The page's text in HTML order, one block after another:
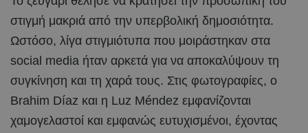
στιγμή μακριά από την υπερβολική δημοσιότητα.
Ωστόσο, λίγα στιγμιότυπα που μοιράστηκαν στα
social media ήταν αρκετά για να αποκαλύψουν τη
συγκίνηση και τη χαρά τους. Στις φωτογραφίες, ο
Brahim Díaz και η Luz Méndez εμφανίζονται
χαμογελαστοί και εμφανώς ευτυχισμένοι, έχοντας